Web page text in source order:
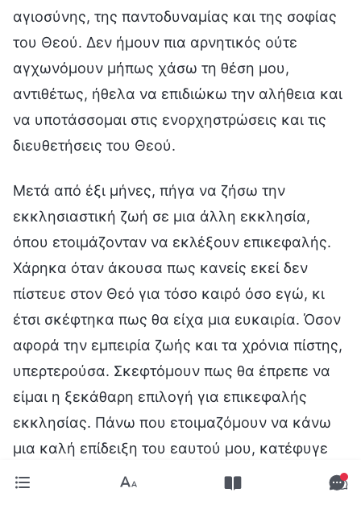
αγιοσύνης, της παντοδυναμίας και της σοφίας
του Θεού. Δεν ήμουν πια αρνητικός ούτε
αγχωνόμουν μήπως χάσω τη θέση μου,
αντιθέτως, ήθελα να επιδιώκω την αλήθεια και
να υποτάσσομαι στις ενορχηστρώσεις και τις
διευθετήσεις του Θεού.
Μετά από έξι μήνες, πήγα να ζήσω την
εκκλησιαστική ζωή σε μια άλλη εκκλησία,
όπου ετοιμάζονταν να εκλέξουν επικεφαλής.
Χάρηκα όταν άκουσα πως κανείς εκεί δεν
πίστευε στον Θεό για τόσο καιρό όσο εγώ, κι
έτσι σκέφτηκα πως θα είχα μια ευκαιρία. Όσον
αφορά την εμπειρία ζωής και τα χρόνια πίστης,
υπερτερούσα. Σκεφτόμουν πως θα έπρεπε να
είμαι η ξεκάθαρη επιλογή για επικεφαλής
εκκλησίας. Πάνω που ετοιμαζόμουν να κάνω
μια καλή επίδειξη του εαυτού μου, κατέφυγε
στην εκκλησία μια αδελφή από την